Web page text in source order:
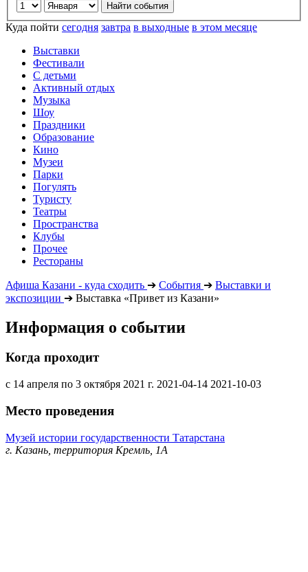
Куда пойти сегодня завтра в выходные в этом месяце
Выставки
Фестивали
С детьми
Активный отдых
Музыка
Шоу
Праздники
Образование
Кино
Музеи
Парки
Погулять
Туристу
Театры
Пространства
Клубы
Прочее
Рестораны
Афиша Казани - куда сходить ➔ События ➔ Выставки и
экспозиции ➔ Выставка «Привет из Казани»
Информация о событии
Когда проходит
с 14 апреля по 3 октября 2021 г. 2021-04-14 2021-10-03
Место проведения
Музей истории государственности Татарстана
г. Казань, территория Кремль, 1А